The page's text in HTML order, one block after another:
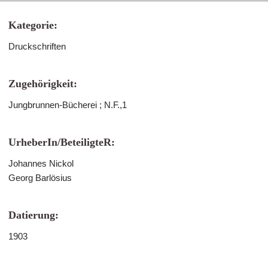
Kategorie:
Druckschriften
Zugehörigkeit:
Jungbrunnen-Bücherei ; N.F.,1
UrheberIn/BeteiligteR:
Johannes Nickol
Georg Barlösius
Datierung:
1903